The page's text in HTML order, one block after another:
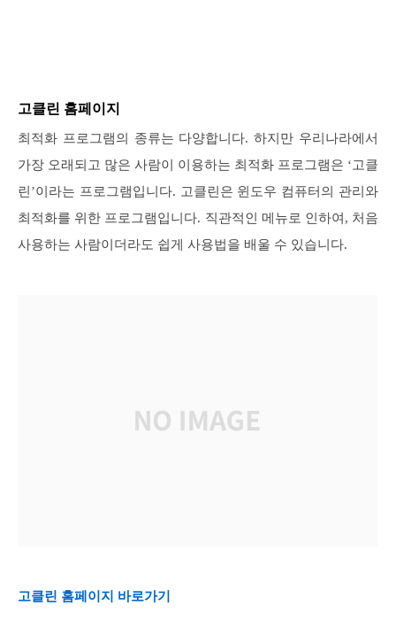
고클린 홈페이지
최적화 프로그램의 종류는 다양합니다. 하지만 우리나라에서
가장 오래되고 많은 사람이 이용하는 최적화 프로그램은 ‘고클
린’이라는 프로그램입니다. 고클린은 윈도우 컴퓨터의 관리와
최적화를 위한 프로그램입니다. 직관적인 메뉴로 인하여, 처음
사용하는 사람이더라도 쉽게 사용법을 배울 수 있습니다.
고클린 홈페이지 바로가기